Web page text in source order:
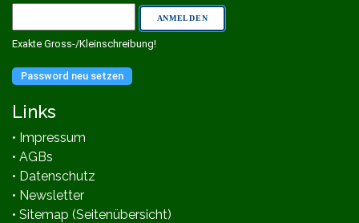
Exakte Gross-/Kleinschreibung!
Password neu setzen
Links
• Impressum
• AGBs
• Datenschutz
• Newsletter
• Sitemap (Seitenübersicht)